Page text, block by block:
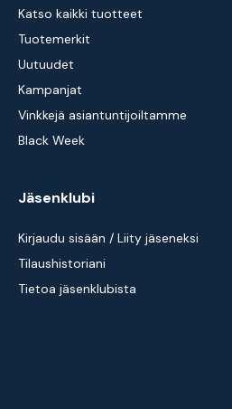
Katso kaikki tuotteet
Tuotemerkit
Uutuudet
Kampanjat
Vinkkejä asiantuntijoiltamme
Black Week
Jäsenklubi
Kirjaudu sisään / Liity jäseneksi
Tilaushistoriani
Tietoa jäsenklubista